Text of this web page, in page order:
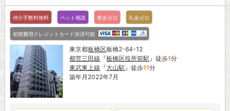
仲介手数料無料 ペット相談 敷金ゼロ 礼金ゼロ
初期費用クレジットカード決済可能
東京都板橋区板橋2-64-12
都営三田線 『板橋区役所前駅 』徒歩1分
東武東上線 『大山駅 』徒歩11分
築年月2022年7月